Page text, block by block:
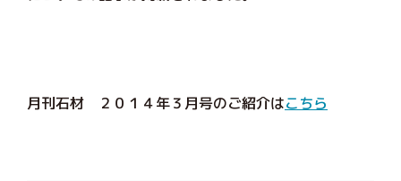
月刊石材 ２０１４年３月号のご紹介はこちら